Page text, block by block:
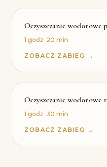
Oczyszczanie wodorowe
1 godz. 20 min
ZOBACZ ZABIEG →
Oczyszczanie wodorowe
1 godz. 30 min
ZOBACZ ZABIEG →